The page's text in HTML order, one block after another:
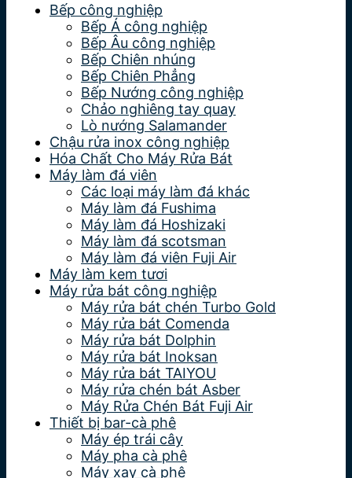
Bếp công nghiệp
Bếp Á công nghiệp
Bếp Âu công nghiệp
Bếp Chiên nhúng
Bếp Chiên Phẳng
Bếp Nướng công nghiệp
Chảo nghiêng tay quay
Lò nướng Salamander
Chậu rửa inox công nghiệp
Hóa Chất Cho Máy Rửa Bát
Máy làm đá viên
Các loại máy làm đá khác
Máy làm đá Fushima
Máy làm đá Hoshizaki
Máy làm đá scotsman
Máy làm đá viên Fuji Air
Máy làm kem tươi
Máy rửa bát công nghiệp
Máy rửa bát chén Turbo Gold
Máy rửa bát Comenda
Máy rửa bát Dolphin
Máy rửa bát Inoksan
Máy rửa bát TAIYOU
Máy rửa chén bát Asber
Máy Rửa Chén Bát Fuji Air
Thiết bị bar-cà phê
Máy ép trái cây
Máy pha cà phê
Máy xay cà phê